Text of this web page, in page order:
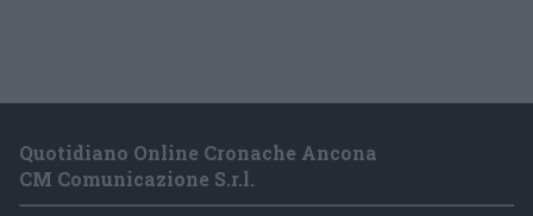
Quotidiano Online Cronache Ancona
CM Comunicazione S.r.l.